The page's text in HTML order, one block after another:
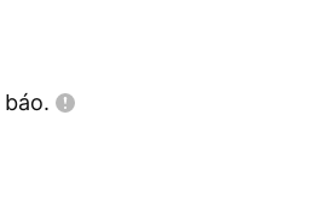
báo.